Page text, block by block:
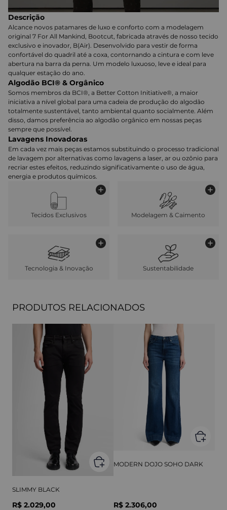
Descrição
Alcance novos patamares de luxo e conforto com a modelagem
original 7 For All Mankind, Bootcut, fabricada através de nosso tecido
exclusivo e inovador, B(Air). Desenvolvido para vestir de forma
confortável do quadril até a coxa, contornando a cintura e com leve
abertura na barra da perna. Um modelo luxuoso, leve e ideal para
qualquer estação do ano.
Algodão BCI® & Orgânico
Somos membros da BCI®, a Better Cotton Initiative®, a maior
iniciativa a nível global para uma cadeia de produção do algodão
totalmente sustentável, tanto ambiental quanto socialmente. Além
disso, damos preferência ao algodão orgânico em nossas peças
sempre que possível.
Lavagens Inovadoras
Em cada vez mais peças estamos substituindo o processo tradicional
de lavagem por alternativas como lavagens a laser, ar ou ozônio para
recriar estes efeitos, reduzindo significativamente o uso de água,
energia e produtos químicos.
Tecidos Exclusivos Modelagem & Caimento
Tecnologia & Inovação Sustentabilidade
PRODUTOS RELACIONADOS
SLIMMY BLACK
R$ 2.029,00
MODERN DOJO SOHO DARK
R$ 2.306,00